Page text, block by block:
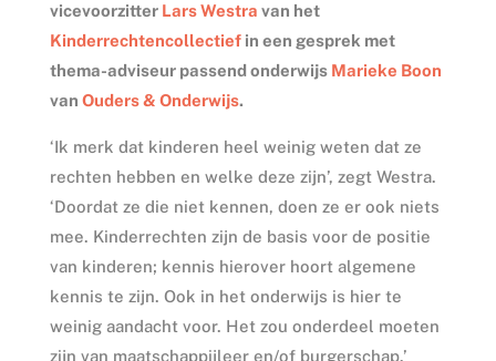
vicevoorzitter Lars Westra van het
Kinderrechtencollectiefin een gesprek met
thema-adviseur passend onderwijs Marieke Boon
van Ouders & Onderwijs.
‘Ik merk dat kinderen heel weinig weten dat ze
rechten hebben en welke deze zijn’, zegt Westra.
‘Doordat ze die niet kennen, doen ze er ook niets
mee. Kinderrechten zijn de basis voor de positie
van kinderen; kennis hierover hoort algemene
kennis te zijn. Ook in het onderwijs is hier te
weinig aandacht voor. Het zou onderdeel moeten
zijn van maatschappijleer en/of burgerschap.’